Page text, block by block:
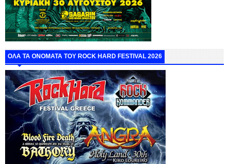
ΟΛΑ ΤΑ ΟΝΟΜΑΤΑ ΤΟΥ ROCK HARD FESTIVAL 2026